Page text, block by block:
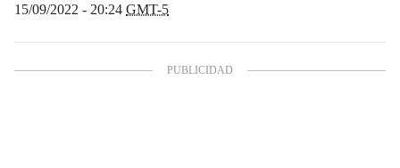
15/09/2022 - 20:24 GMT-5